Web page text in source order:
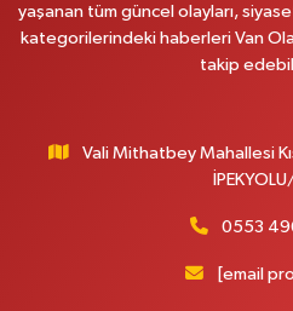
Koç Eczanesi
Engin Eczanesi
Beyazıt Mahallesi, Zeylan Caddesi
Yol Tarifi Al
Muhammed Eczanesi
yaşanan tüm güncel olayları,
kategorilerindeki haberleri Van
takip
Vali Mithatbey Mahallesi
0553
[email